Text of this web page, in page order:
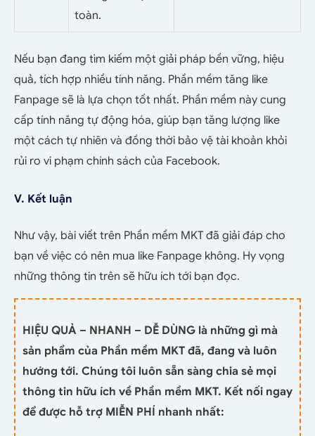
toàn.
Nếu bạn đang tìm kiếm một giải pháp bền vững, hiệu
quả, tích hợp nhiều tính năng. Phần mềm tăng like
Fanpage sẽ là lựa chọn tốt nhất. Phần mềm này cung
cấp tính năng tự động hóa, giúp bạn tăng lượng like
một cách tự nhiên và đồng thời bảo vệ tài khoản khỏi
rủi ro vi phạm chính sách của Facebook.
V. Kết luận
Như vậy, bài viết trên Phần mềm MKT đã giải đáp cho
bạn về việc có nên mua like Fanpage không. Hy vọng
những thông tin trên sẽ hữu ích tới bạn đọc.
HIỆU QUẢ – NHANH – DỄ DÙNG là những gì mà
sản phẩm của Phần mềm MKT đã, đang và luôn
hướng tới. Chúng tôi luôn sẵn sàng chia sẻ mọi
thông tin hữu ích về Phần mềm MKT. Kết nối ngay
để được hỗ trợ MIỄN PHÍ nhanh nhất: